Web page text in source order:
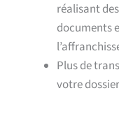
réalisant
documents
Plus de
votre